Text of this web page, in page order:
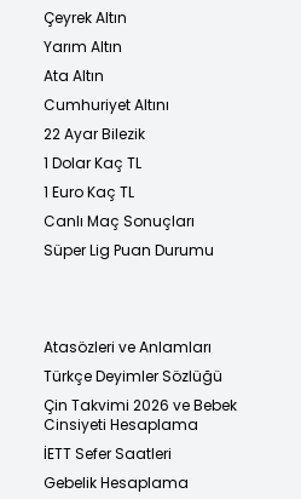
Çeyrek Altın
Yarım Altın
Ata Altın
Cumhuriyet Altını
22 Ayar Bilezik
1 Dolar Kaç TL
1 Euro Kaç TL
Canlı Maç Sonuçları
Süper Lig Puan Durumu
Atasözleri ve Anlamları
Türkçe Deyimler Sözlüğü
Çin Takvimi 2026 ve Bebek
Cinsiyeti Hesaplama
İETT Sefer Saatleri
Gebelik Hesaplama